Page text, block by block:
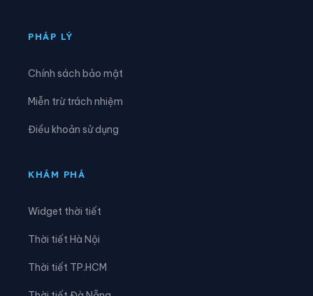
Xã Dục Nông
Xã Măng Bút
PHÁP LÝ
Chính sách bảo mật
Miễn trừ trách nhiệm
Điều khoản sử dụng
KHÁM PHÁ
Widget thời tiết
Thời tiết Hà Nội
Thời tiết TP.HCM